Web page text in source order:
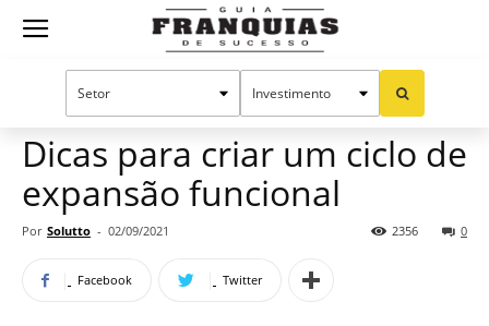
Guia
Manual do sucesso
Dicas para criar um ciclo de
expansão funcional
Por Solutto - 02/09/2021 0
2356
Facebook Twitter